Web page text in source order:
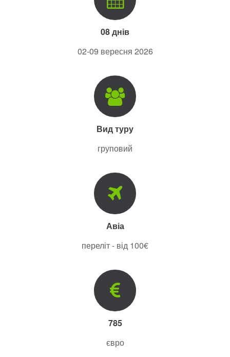
08 днів
02-09 вересня 2026
Вид туру
груповий
Авіа
переліт - від 100€
785
євро